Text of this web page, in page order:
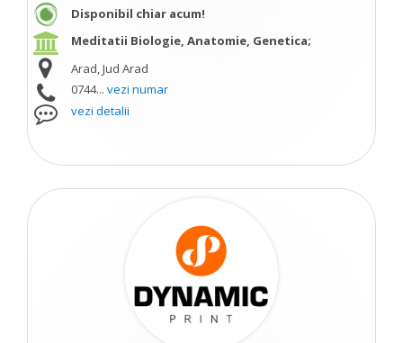
Disponibil chiar acum!
Meditatii Biologie, Anatomie, Genetica;
Arad, Jud Arad
0744... vezi numar
vezi detalii